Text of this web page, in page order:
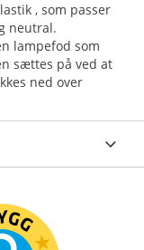
, som passer
neutral.
lampefod som
sættes på ved at
ned over